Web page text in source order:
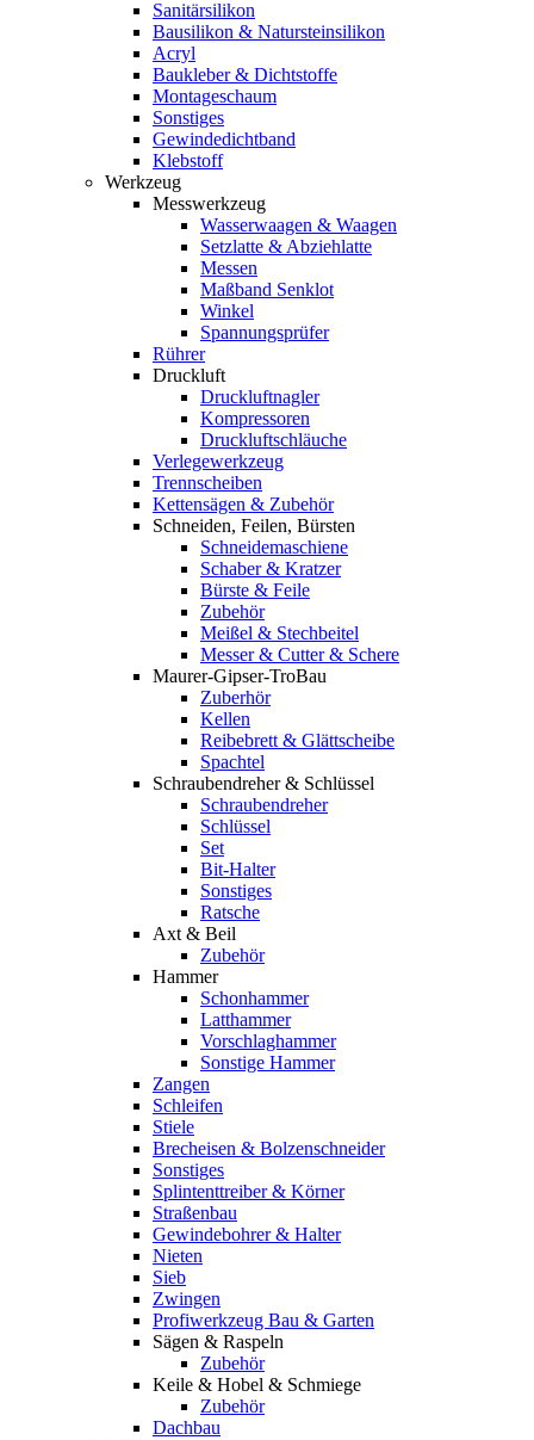
Sanitärsilikon
Bausilikon & Natursteinsilikon
Acryl
Baukleber & Dichtstoffe
Montageschaum
Sonstiges
Gewindedichtband
Klebstoff
Werkzeug
Messwerkzeug
Wasserwaagen & Waagen
Setzlatte & Abziehlatte
Messen
Maßband Senklot
Winkel
Spannungsprüfer
Rührer
Druckluft
Druckluftnagler
Kompressoren
Druckluftschläuche
Verlegewerkzeug
Trennscheiben
Kettensägen & Zubehör
Schneiden, Feilen, Bürsten
Schneidemaschiene
Schaber & Kratzer
Bürste & Feile
Zubehör
Meißel & Stechbeitel
Messer & Cutter & Schere
Maurer-Gipser-TroBau
Zuberhör
Kellen
Reibebrett & Glättscheibe
Spachtel
Schraubendreher & Schlüssel
Schraubendreher
Schlüssel
Set
Bit-Halter
Sonstiges
Ratsche
Axt & Beil
Zubehör
Hammer
Schonhammer
Latthammer
Vorschlaghammer
Sonstige Hammer
Zangen
Schleifen
Stiele
Brecheisen & Bolzenschneider
Sonstiges
Splintenttreiber & Körner
Straßenbau
Gewindebohrer & Halter
Nieten
Sieb
Zwingen
Profiwerkzeug Bau & Garten
Sägen & Raspeln
Zubehör
Keile & Hobel & Schmiege
Zubehör
Dachbau